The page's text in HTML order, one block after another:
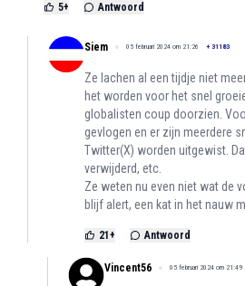
5+ Antwoord
Siem 05 februari 2024 om 21:26 + 31183
Ze lachen al een tijdje niet
het worden voor het snel
globalisten coup doorzien.
gevlogen en er zijn meerdere
Twitter(X) worden uitgewist.
verwijderd, etc.
Ze weten nu even niet wat de
blijf alert, een kat in het nauw
21 + Antwoord
Vincent56 05 februari 2024 om 21:49